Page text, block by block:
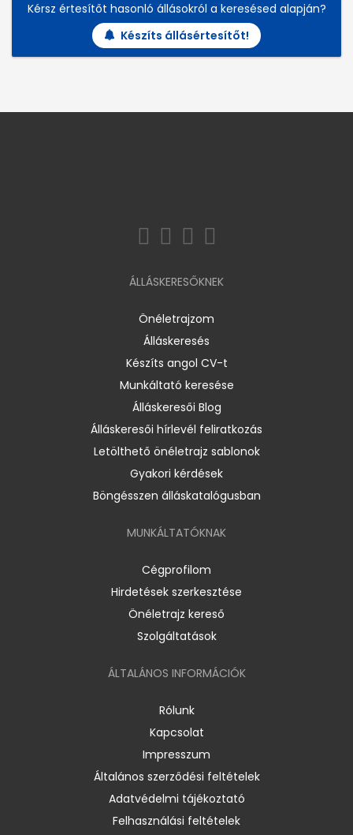
Kérsz értesítőt hasonló állásokról a keresésed alapján?
Készíts állásértesítőt!
ÁLLÁSKERESŐKNEK
Önéletrajzom
Álláskeresés
Készíts angol CV-t
Munkáltató keresése
Álláskeresői Blog
Álláskeresői hírlevél feliratkozás
Letölthető önéletrajz sablonok
Gyakori kérdések
Böngésszen álláskatalógusban
MUNKÁLTATÓKNAK
Cégprofilom
Hirdetések szerkesztése
Önéletrajz kereső
Szolgáltatások
ÁLTALÁNOS INFORMÁCIÓK
Rólunk
Kapcsolat
Impresszum
Általános szerződési feltételek
Adatvédelmi tájékoztató
Felhasználási feltételek